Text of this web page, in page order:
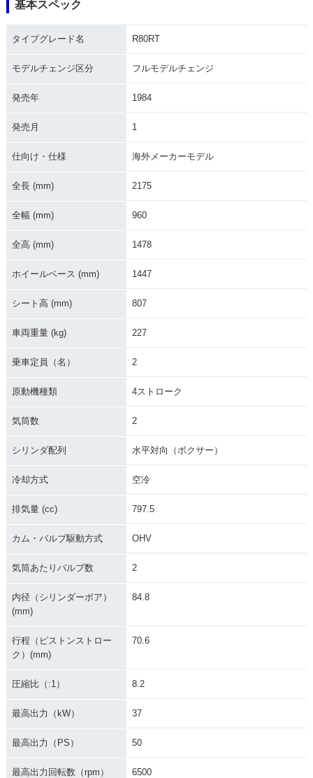
1992年 R80RT
1986年 R80RT 1985年 R80RT
1983年 R80RT
基本スペック
タイプグレード名 R80RT
モデルチェンジ区分 フルモデルチェンジ
発売年 1984
発売月 1
仕向け・仕様 海外メーカーモデル
全長 (mm) 2175
全幅 (mm) 960
全高 (mm) 1478
ホイールベース (mm) 1447
シート高 (mm) 807
車両重量 (kg) 227
乗車定員（名） 2
原動機種類 4ストローク
気筒数 2
シリンダ配列 水平対向（ボクサー）
冷却方式 空冷
排気量 (cc) 797.5
カム・バルブ駆動方式 OHV
気筒あたりバルブ数 2
内径（シリンダーボア）
(mm)
84.8
行程（ピストンストロー
ク）(mm)
70.6
圧縮比（:1） 8.2
最高出力（kW） 37
最高出力（PS） 50
最高出力回転数（rpm） 6500